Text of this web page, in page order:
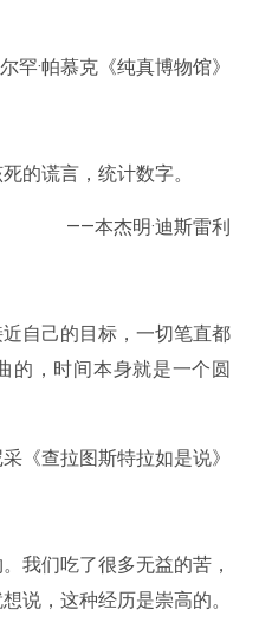
罕·帕慕克《纯真博物馆》
的谎言，统计数字。
——本杰明·迪斯雷利
自己的目标，一切笔直都
的，时间本身就是一个圆
《查拉图斯特拉如是说》
我们吃了很多无益的苦，
说，这种经历是崇高的。